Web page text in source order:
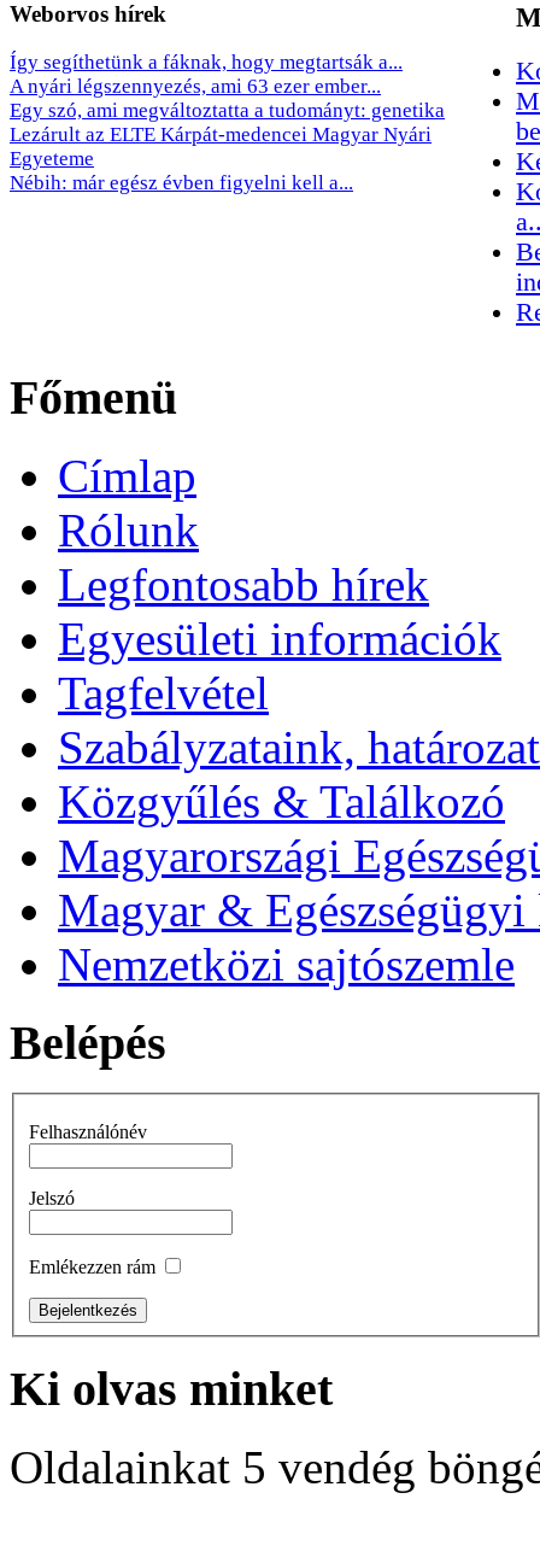
Weborvos hírek
Így segíthetünk a fáknak, hogy megtartsák a...
A nyári légszennyezés, ami 63 ezer ember...
Egy szó, ami megváltoztatta a tudományt: genetika
Lezárult az ELTE Kárpát-medencei Magyar Nyári
Egyeteme
Nébih: már egész évben figyelni kell a...
Főmenü
Címlap
Rólunk
Legfontosabb hírek
Egyesületi információk
Tagfelvétel
Szabályzataink,
Közgyűlés & Találkozó
Magyarországi
Magyar &
Nemzetközi sajtószemle
Belépés
Felhasználónév
Jelszó
Emlékezzen rám
Ki olvas minket
Oldalainkat 5 vendég